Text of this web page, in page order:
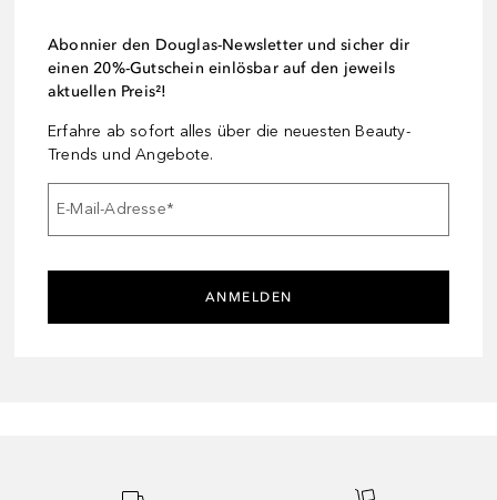
Abonnier den Douglas-Newsletter und sicher dir
einen 20%-Gutschein einlösbar auf den jeweils
aktuellen Preis²!
Erfahre ab sofort alles über die neuesten Beauty-
Trends und Angebote.
E-Mail-Adresse*
ANMELDEN